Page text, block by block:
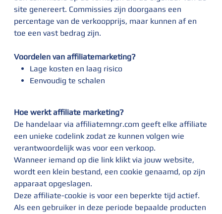
site genereert. Commissies zijn doorgaans een
percentage van de verkoopprijs, maar kunnen af en
toe een vast bedrag zijn.
Voordelen van affiliatemarketing?
Lage kosten en laag risico
Eenvoudig te schalen
Hoe werkt affiliate marketing?
De handelaar via affiliatemngr.com geeft elke affiliate
een unieke codelink zodat ze kunnen volgen wie
verantwoordelijk was voor een verkoop.
Wanneer iemand op die link klikt via jouw website,
wordt een klein bestand, een cookie genaamd, op zijn
apparaat opgeslagen.
Deze affiliate-cookie is voor een beperkte tijd actief.
Als een gebruiker in deze periode bepaalde producten